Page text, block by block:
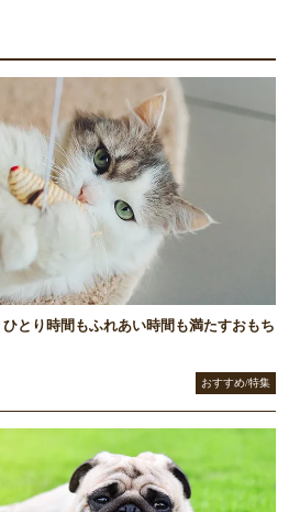
とり時間もふれあい時間も満たすおもち
おすすめ/特集